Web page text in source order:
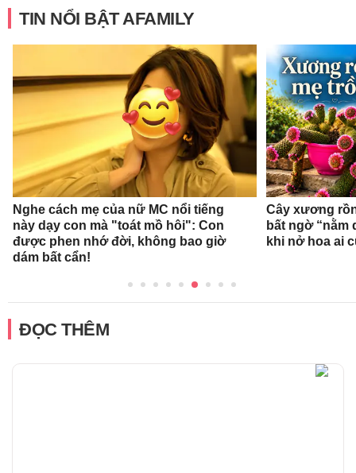
TIN NỔI BẬT AFAMILY
Nghe cách mẹ của nữ MC nổi tiếng
này dạy con mà "toát mồ hôi": Con
được phen nhớ đời, không bao giờ
dám bất cẩn!
Cây xương
bất ngờ “nằm
khi nở hoa ai
ĐỌC THÊM